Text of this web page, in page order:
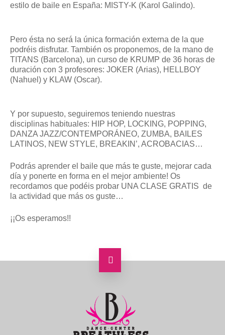
estilo de baile en España: MISTY-K (Karol Galindo).
Pero ésta no será la única formación externa de la que
podréis disfrutar. También os proponemos, de la mano de
TITANS (Barcelona), un curso de KRUMP de 36 horas de
duración con 3 profesores: JOKER (Arias), HELLBOY
(Nahuel) y KLAW (Oscar).
Y por supuesto, seguiremos teniendo nuestras
disciplinas habituales: HIP HOP, LOCKING, POPPING,
DANZA JAZZ/CONTEMPORÁNEO, ZUMBA, BAILES
LATINOS, NEW STYLE, BREAKIN’, ACROBACIAS…
Podrás aprender el baile que más te guste, mejorar cada
día y ponerte en forma en el mejor ambiente! Os
recordamos que podéis probar UNA CLASE GRATIS de
la actividad que más os guste…
¡¡Os esperamos!!